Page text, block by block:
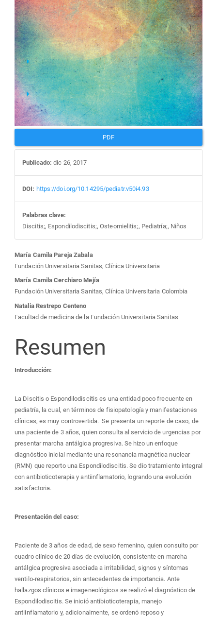
PDF
Publicado: dic 26, 2017
DOI: https://doi.org/10.14295/pediatr.v50i4.93
Palabras clave:
Discitis;, Espondilodiscitis;, Osteomielitis;, Pediatría;, Niños
Contenido
principal
del
artículo
María Camila Pareja Zabala
Fundación Universitaria Sanitas, Clínica Universitaria
María Camila Cerchiaro Mejía
Fundación Universitaria Sanitas, Clínica Universitaria Colombia
Natalia Restrepo Centeno
Facultad de medicina de la Fundación Universitaria Sanitas
Resumen
Introducción:
La Discitis o Espondilodiscitis es una entidad poco frecuente en
pediatría, la cual, en términos de fisiopatología y manifestaciones
clínicas, es muy controvertida. Se presenta un reporte de caso, de
una paciente de 3 años, quien consulta al servicio de urgencias por
presentar marcha antálgica progresiva. Se hizo un enfoque
diagnóstico inicial mediante una resonancia magnética nuclear
(RMN) que reporto una Espondilodiscitis. Se dio tratamiento integral
con antibioticoterapia y antiinflamatorio, logrando una evolución
satisfactoria.
Presentación del caso:
Paciente de 3 años de edad, de sexo femenino, quien consulto por
cuadro clínico de 20 días de evolución, consistente en marcha
antálgica progresiva asociada a irritabilidad, signos y síntomas
ventilo-respiratorios, sin antecedentes de importancia. Ante
hallazgos clínicos e imageneológicos se realizó el diagnóstico de
Espondilodiscitis. Se inició antibioticoterapia, manejo
antiinflamatorio y, adicionalmente, se ordenó reposo y